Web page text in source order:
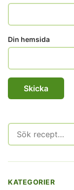
Din hemsida
Sök
efter:
KATEGORIER